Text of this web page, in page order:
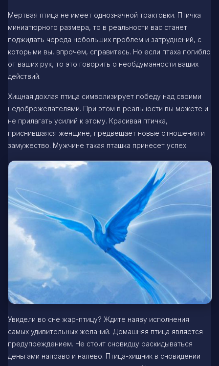
Мертвая птица не имеет однозначной трактовки. Птичка
миниатюрного размера, то в реальности вас станет
поджидать череда небольших проблем и затруднений, с
которыми вы, впрочем, справитесь. Но если птаха погибло
от ваших рук, то это говорить о необдуманности ваших
действий.
Хищная дохлая птица символизирует победу над своими
недоброжелателями. При этом в реальности вы можете и
не прилагать усилий к этому. Красивая птичка,
приснившаяся женщине, предвещает новые отношения и
замужество. Мужчине такая пташка принесет успех.
Увидели во сне жар-птицу? Ждите наяву исполнения
самых удивительных желаний. Домашняя птица является
предупреждением. Не стоит сновидцу раскидываться
деньгами направо и налево. Птица-хищник в сновидении